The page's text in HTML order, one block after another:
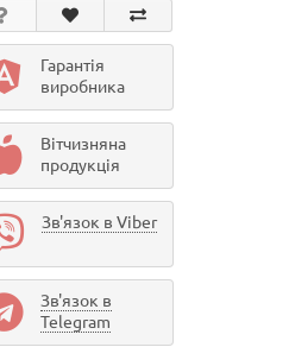
Гарантія
виробника
Вітчизняна
продукція
Зв'язок в Viber
Зв'язок в
Telegram